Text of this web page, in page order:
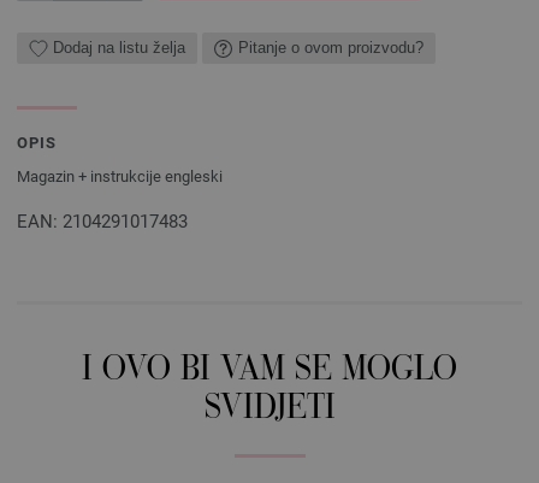
Dodaj na listu želja Pitanje o ovom proizvodu?
OPIS
Magazin + instrukcije engleski
EAN: 2104291017483
I OVO BI VAM SE MOGLO
SVIDJETI